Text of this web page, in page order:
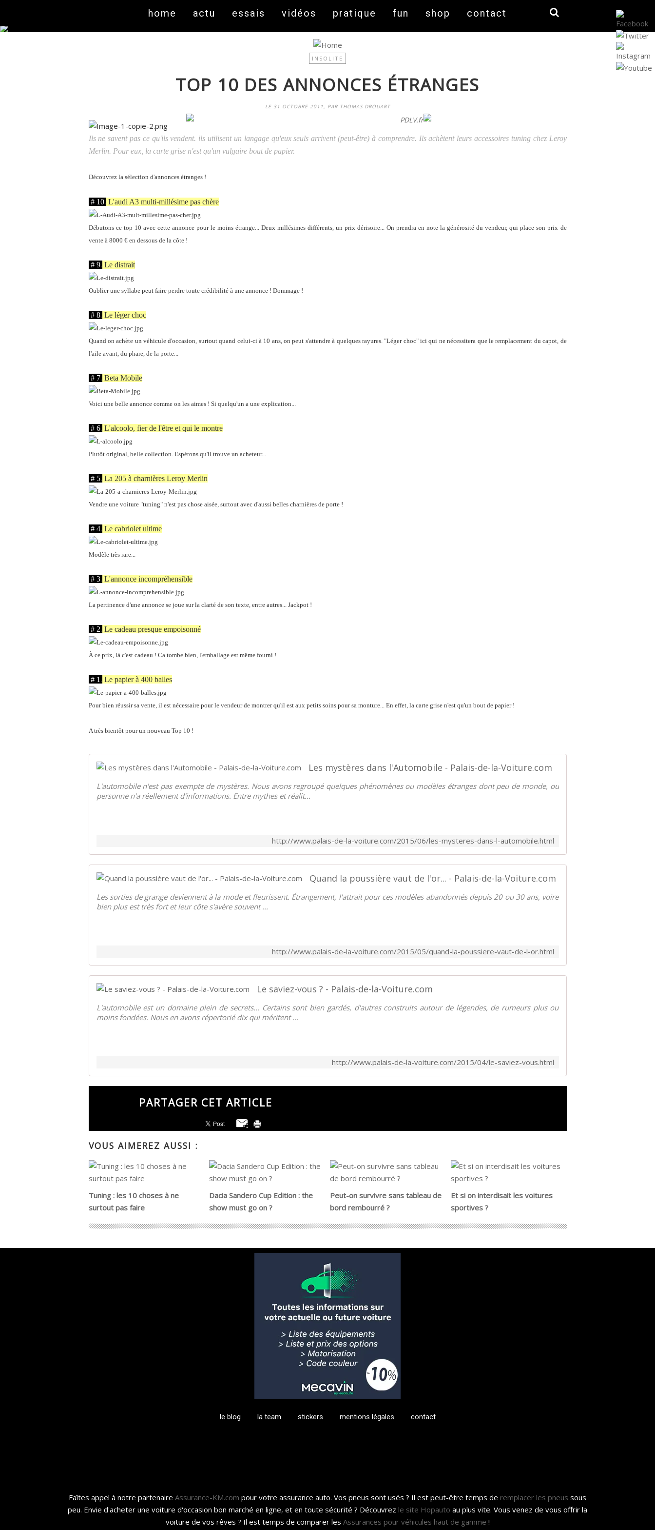
PDLV.fr
home actu essais vidéos pratique fun shop contact
INSOLITE
TOP 10 DES ANNONCES ÉTRANGES
LE 31 OCTOBRE 2011, PAR THOMAS DROUART
Ils ne savent pas ce qu'ils vendent. ils utilisent un langage qu'eux seuls arrivent (peut-être) à comprendre. Ils achètent leurs accessoires tuning chez Leroy
Merlin. Pour eux, la carte grise n'est qu'un vulgaire bout de papier.
Découvrez la sélection d'annonces étranges !
# 10. L'audi A3 multi-millésime pas chère
Débutons ce top 10 avec cette annonce pour le moins étrange... Deux millésimes différents, un prix dérisoire... On prendra en note la générosité du vendeur, qui place son prix de
vente à 8000 € en dessous de la côte !
# 9. Le distrait
Oublier une syllabe peut faire perdre toute crédibilité à une annonce ! Dommage !
# 8. Le léger choc
Quand on achète un véhicule d'occasion, surtout quand celui-ci à 10 ans, on peut s'attendre à quelques rayures. "Léger choc" ici qui ne nécessitera que le remplacement du capot, de
l'aile avant, du phare, de la porte...
# 7. Beta Mobile
Voici une belle annonce comme on les aimes ! Si quelqu'un a une explication...
# 6. L'alcoolo, fier de l'être et qui le montre
Plutôt original, belle collection. Espérons qu'il trouve un acheteur...
# 5. La 205 à charnières Leroy Merlin
Vendre une voiture "tuning" n'est pas chose aisée, surtout avec d'aussi belles charnières de porte !
# 4. Le cabriolet ultime
Modèle très rare...
# 3. L'annonce incompréhensible
La pertinence d'une annonce se joue sur la clarté de son texte, entre autres... Jackpot !
# 2. Le cadeau presque empoisonné
À ce prix, là c'est cadeau ! Ca tombe bien, l'emballage est même fourni !
# 1 . Le papier à 400 balles
Pour bien réussir sa vente, il est nécessaire pour le vendeur de montrer qu'il est aux petits soins pour sa monture... En effet, la carte grise n'est qu'un bout de papier !
A très bientôt pour un nouveau Top 10 !
Les mystères dans l'Automobile - Palais-de-la-Voiture.com
L'automobile n'est pas exempte de mystères. Nous avons regroupé quelques phénomènes ou modèles étranges dont peu de monde, ou
personne n'a réellement d'informations. Entre mythes et réalit...
http://www.palais-de-la-voiture.com/2015/06/les-mysteres-dans-l-automobile.html
Quand la poussière vaut de l'or... - Palais-de-la-Voiture.com
Les sorties de grange deviennent à la mode et fleurissent. Étrangement, l'attrait pour ces modèles abandonnés depuis 20 ou 30 ans, voire
bien plus est très fort et leur côte s'avère souvent ...
http://www.palais-de-la-voiture.com/2015/05/quand-la-poussiere-vaut-de-l-or.html
Le saviez-vous ? - Palais-de-la-Voiture.com
L'automobile est un domaine plein de secrets... Certains sont bien gardés, d'autres construits autour de légendes, de rumeurs plus ou
moins fondées. Nous en avons répertorié dix qui méritent ...
http://www.palais-de-la-voiture.com/2015/04/le-saviez-vous.html
PARTAGER CET ARTICLE
VOUS AIMEREZ AUSSI :
Tuning : les 10 choses à ne
surtout pas faire
Dacia Sandero Cup Edition : the
show must go on ?
Peut-on survivre sans tableau de
bord rembourré ?
Et si on interdisait les voitures
sportives ?
le blog la team stickers mentions légales contact
Faîtes appel à notre partenaire Assurance-KM.com pour votre assurance auto. Vos pneus sont usés ? Il est peut-être temps de remplacer les pneus sous
peu. Envie d'acheter une voiture d'occasion bon marché en ligne, et en toute sécurité ? Découvrez le site Hopauto au plus vite. Vous venez de vous offrir la
voiture de vos rêves ? Il est temps de comparer les Assurances pour véhicules haut de gamme !